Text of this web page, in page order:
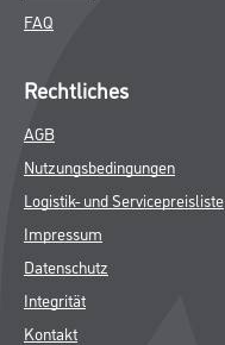
FAQ
Rechtliches
AGB
Nutzungsbedingungen
Logistik- und Servicepreisliste
Impressum
Datenschutz
Integrität
Kontakt